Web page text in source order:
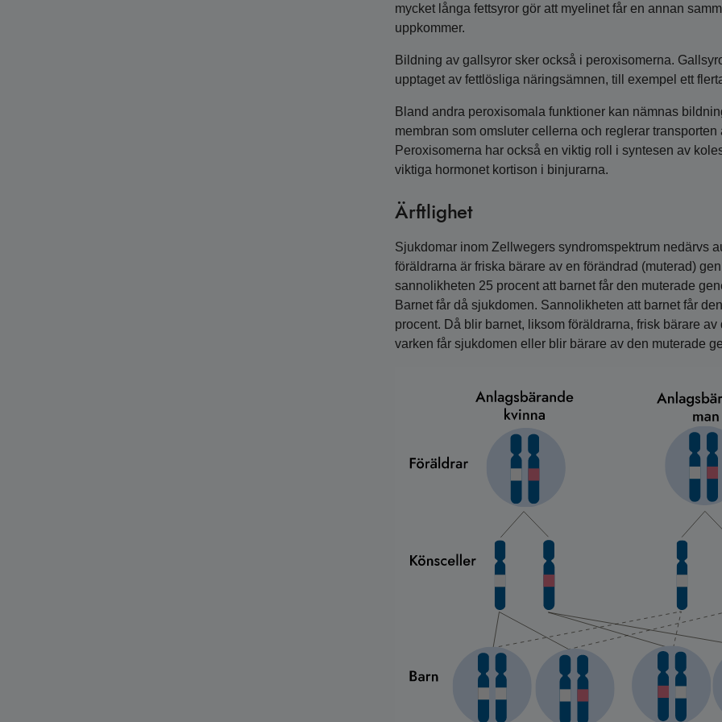
mycket långa fettsyror gör att myelinet får en annan
uppkommer.
Bildning av gallsyror sker också i peroxisomerna.
upptaget av fettlösliga näringsämnen, till exempel ett
Bland andra peroxisomala funktioner kan nämnas
membran som omsluter cellerna och reglerar
Peroxisomerna har också en viktig roll i syntesen av
viktiga hormonet kortison i binjurarna.
Ärftlighet
Sjukdomar inom Zellwegers syndromspektrum nedärvs
föräldrarna är friska bärare av en förändrad (muterad)
sannolikheten 25 procent att barnet får den muterade
Barnet får då sjukdomen. Sannolikheten att barnet får
procent. Då blir barnet, liksom föräldrarna, frisk bärare
varken får sjukdomen eller blir bärare av den muterade